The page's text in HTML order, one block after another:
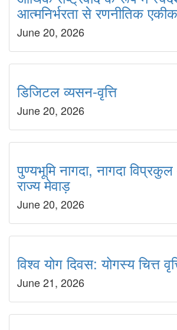
आत्मनिर्भरता से रणनीतिक
June 20, 2026
डिजिटल व्यसन-वृत्ति
June 20, 2026
पुण्यभूमि नागदा, नागदा
राज्य मेवाड़
June 20, 2026
विश्व योग दिवस: योगस्य चित्त
June 21, 2026